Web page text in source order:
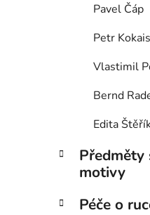
Pavel Čáp
Petr
Vlastimil
Bernd
Edita
Předměty
motivy
Péče o